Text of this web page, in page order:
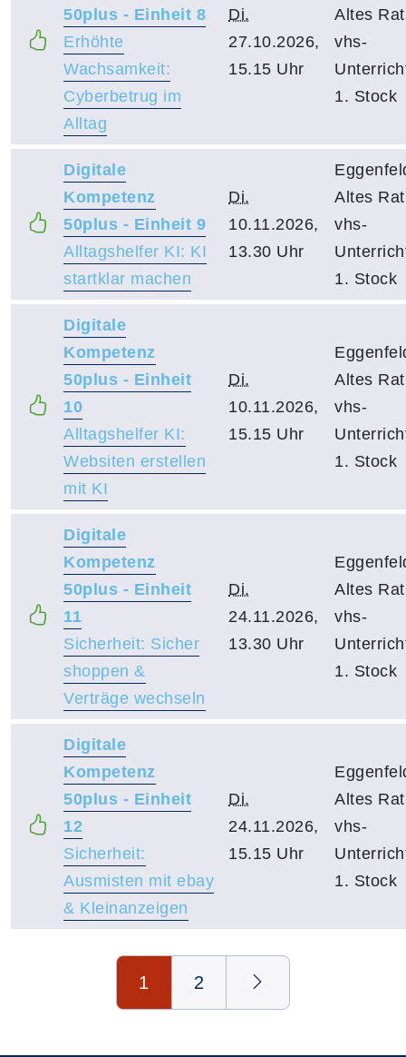
50plus - Einheit 8
Erhöhte
Wachsamkeit:
Cyberbetrug im
Alltag
Di.
27.10.2026,
15.15 Uhr
Altes
vhs-
1. Stock
Digitale
Kompetenz
50plus - Einheit 9
Alltagshelfer KI: KI
startklar machen
Di.
10.11.2026,
13.30 Uhr
Altes
vhs-
1. Stock
Digitale
Kompetenz
50plus - Einheit
10
Alltagshelfer KI:
Websiten erstellen
mit KI
Di.
10.11.2026,
15.15 Uhr
Altes
vhs-
1. Stock
Digitale
Kompetenz
50plus - Einheit
11
Sicherheit: Sicher
shoppen &
Verträge wechseln
Di.
24.11.2026,
13.30 Uhr
Altes
vhs-
1. Stock
Digitale
Kompetenz
50plus - Einheit
12
Sicherheit:
Ausmisten mit ebay
& Kleinanzeigen
Di.
24.11.2026,
15.15 Uhr
Altes
vhs-
1. Stock
1 2